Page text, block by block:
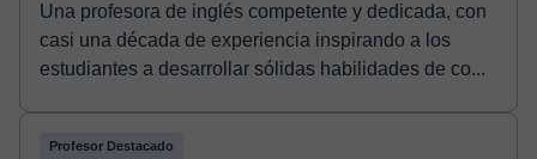
Una profesora de inglés competente y dedicada, con
casi una década de experiencia inspirando a los
estudiantes a desarrollar sólidas habilidades de co...
Profesor Destacado